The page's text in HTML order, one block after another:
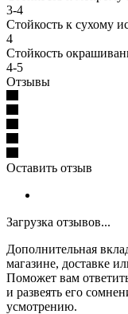
3-4
Стойкость к сухому
4
Стойкость
4-5
Отзывы
Оставить отзыв
Загрузка отзывов...
Дополнительная
магазине, доставке
Поможет вам
и развеять его
усмотрению.